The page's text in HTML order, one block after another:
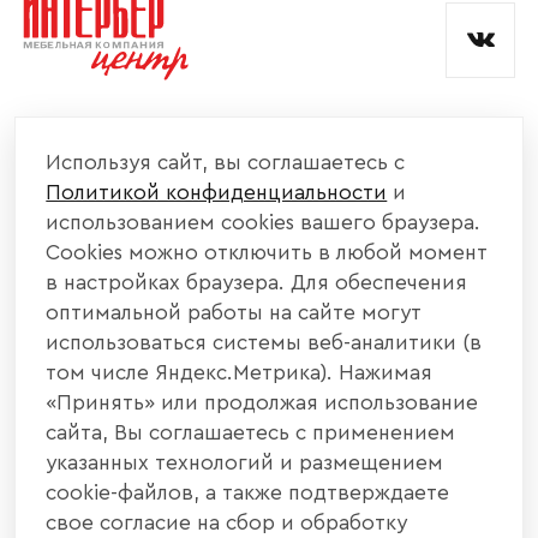
КАТАЛОГ МЕБЕЛИ
ИНФОРМАЦИЯ
НАШИ КОНТАКТЫ
+7 800 700 20 58
440004, г. Пенза, ул. Рябова, д. 31
Используя сайт, вы соглашаетесь с
Политикой конфиденциальности и
использованием cookies вашего браузера.
Cookies можно отключить в любой момент
в настройках браузера. Для обеспечения
оптимальной работы на сайте могут
использоваться системы веб-аналитики (в
том числе Яндекс.Метрика). Нажимая
«Принять» или продолжая использование
сайта, Вы соглашаетесь с применением
указанных технологий и размещением
cookie-файлов, а также подтверждаете
свое согласие на сбор и обработку